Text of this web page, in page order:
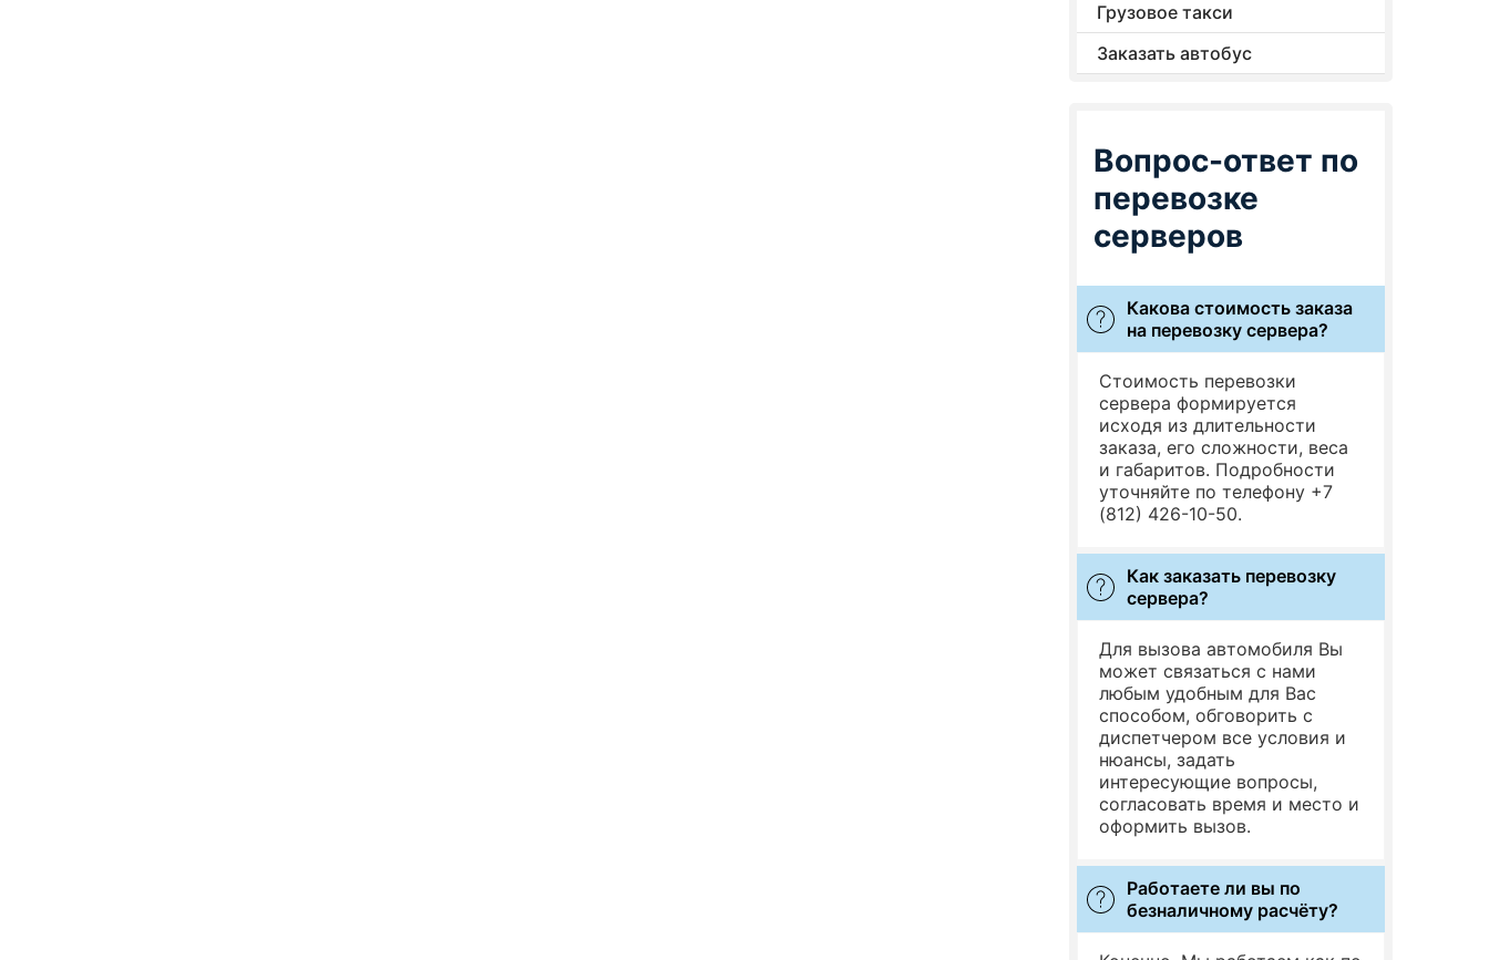
Грузовое такси
Заказать автобус
Вопрос-ответ по
перевозке
серверов
Какова стоимость заказа
на перевозку сервера?
Стоимость перевозки
сервера формируется
исходя из длительности
заказа, его сложности, веса
и габаритов. Подробности
уточняйте по телефону +7
(812) 426-10-50.
Как заказать перевозку
сервера?
Для вызова автомобиля Вы
может связаться с нами
любым удобным для Вас
способом, обговорить с
диспетчером все условия и
нюансы, задать
интересующие вопросы,
согласовать время и место и
оформить вызов.
Работаете ли вы по
безналичному расчёту?